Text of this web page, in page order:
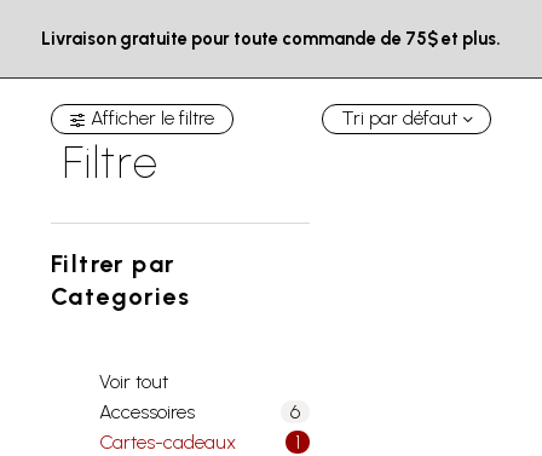
Livraison gratuite pour toute commande de 75$ et plus.
Afficher le filtre
Filtre
Filtrer par
Categories
Voir tout
Accessoires
6
Cartes-cadeaux
1
Tri par défaut